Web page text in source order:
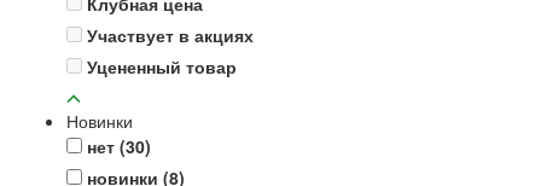
Участвует в акциях
Уцененный товар
Новинки
нет (30)
новинки (8)